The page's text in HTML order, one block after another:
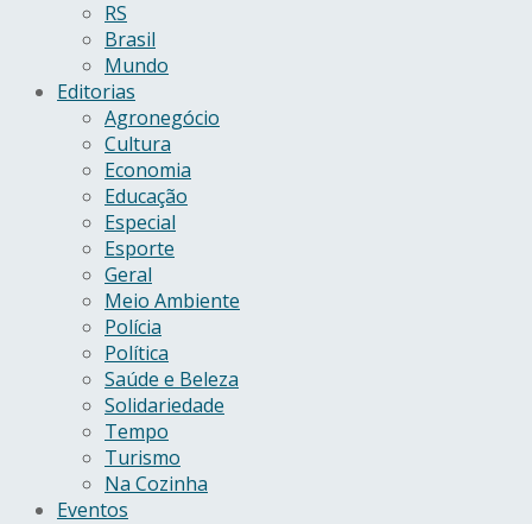
RS
Brasil
Mundo
Editorias
Agronegócio
Cultura
Economia
Educação
Especial
Esporte
Geral
Meio Ambiente
Polícia
Política
Saúde e Beleza
Solidariedade
Tempo
Turismo
Na Cozinha
Eventos